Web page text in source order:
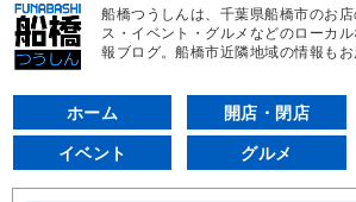
船橋つうしんは、千葉県船橋市のお
ス・イベント・グルメなどのローカ
報ブログ。船橋市近隣地域の情報もお
ホーム 開店・閉店
イベント グルメ